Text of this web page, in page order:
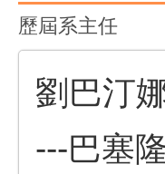
歷屆系主任
劉巴汀
---巴塞